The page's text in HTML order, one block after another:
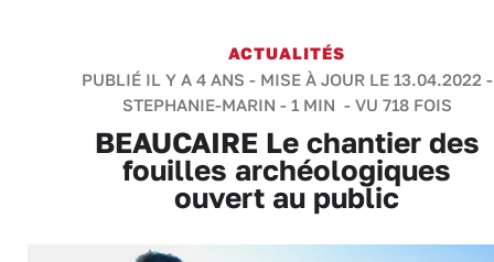
ACTUALITÉS
PUBLIÉ IL Y A 4 ANS - MISE À JOUR LE 13.04.2022 -
STEPHANIE-MARIN - 1 MIN - VU 718 FOIS
BEAUCAIRE Le chantier des
fouilles archéologiques
ouvert au public